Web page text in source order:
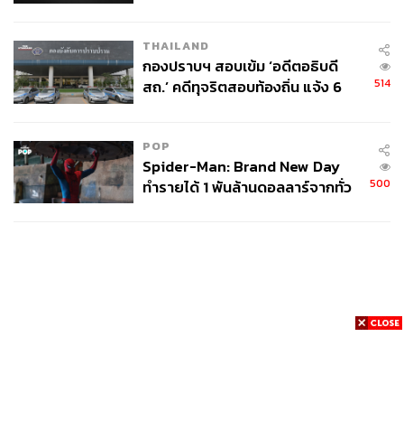
THAILAND
กองปราบฯ สอบเข้ม ‘อดีตอธิบดี
สถ.’ คดีทุจริตสอบท้องถิ่น แจ้ง 6
514
POP
Spider-Man: Brand New Day
ทำรายได้ 1 พันล้านดอลลาร์จากทั่ว
500